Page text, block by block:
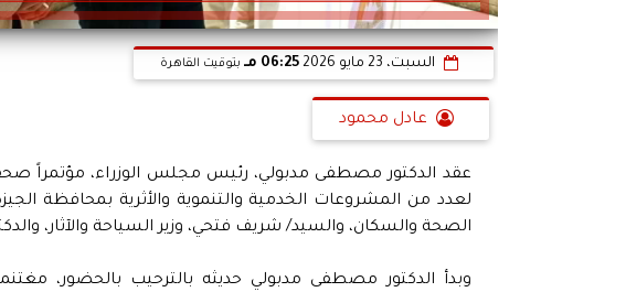
السبت، 23 مايو 2026 06:25 مـ بتوقيت القاهرة
عادل محمود
عقد الدكتور مصطفى مدبولي، رئيس مجلس الوزراء، مؤتمراً
لعدد من المشروعات الخدمية والتنموية والأثرية بمحافظة
الصحة والسكان، والسيد/ شريف فتحي، وزير السياحة والآثار،
وبدأ الدكتور مصطفى مدبولي حديثه بالترحيب بالحضور،